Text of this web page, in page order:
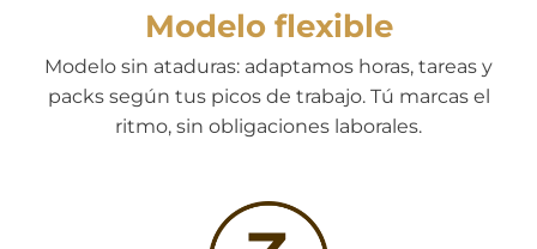
Modelo flexible
Modelo sin ataduras: adaptamos horas, tareas y
packs según tus picos de trabajo. Tú marcas el
ritmo, sin obligaciones laborales.